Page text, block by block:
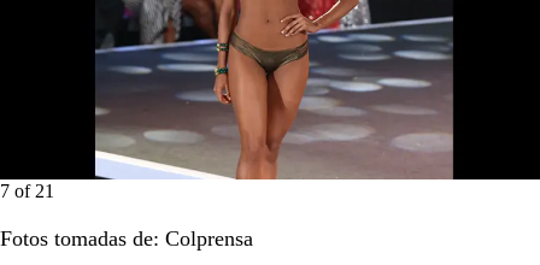
7 of 21
Fotos tomadas de: Colprensa